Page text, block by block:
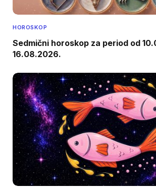
HOROSKOP
Sedmični horoskop za period od
16.08.2026.